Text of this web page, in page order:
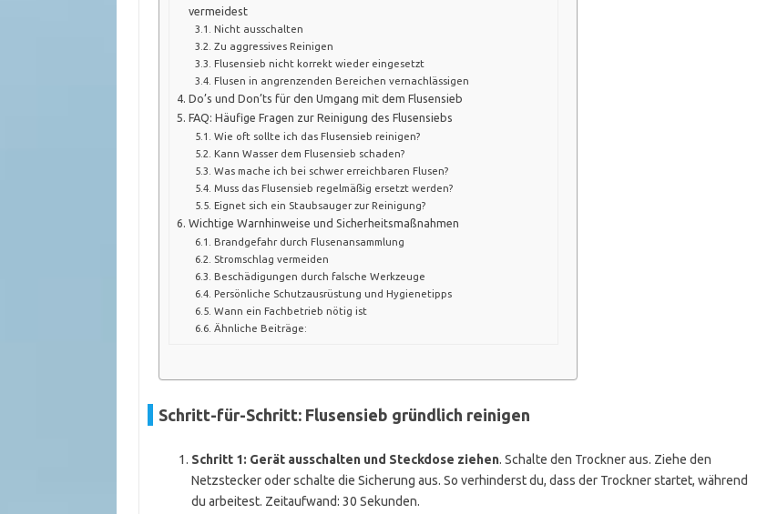
vermeidest
Nicht ausschalten
Zu aggressives Reinigen
Flusensieb nicht korrekt wieder eingesetzt
Flusen in angrenzenden Bereichen vernachlässigen
Do’s und Don’ts für den Umgang mit dem Flusensieb
FAQ: Häufige Fragen zur Reinigung des Flusensiebs
Wie oft sollte ich das Flusensieb reinigen?
Kann Wasser dem Flusensieb schaden?
Was mache ich bei schwer erreichbaren Flusen?
Muss das Flusensieb regelmäßig ersetzt werden?
Eignet sich ein Staubsauger zur Reinigung?
Wichtige Warnhinweise und Sicherheitsmaßnahmen
Brandgefahr durch Flusenansammlung
Stromschlag vermeiden
Beschädigungen durch falsche Werkzeuge
Persönliche Schutzausrüstung und Hygienetipps
Wann ein Fachbetrieb nötig ist
Ähnliche Beiträge:
Schritt-für-Schritt: Flusensieb gründlich reinigen
Schritt 1: Gerät ausschalten und Steckdose ziehen. Schalte den Trockner aus. Ziehe den
Netzstecker oder schalte die Sicherung aus. So verhinderst du, dass der Trockner startet, während
du arbeitest. Zeitaufwand: 30 Sekunden.